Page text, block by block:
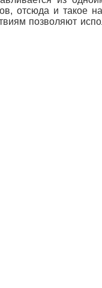
отсюда и такое
позволяют